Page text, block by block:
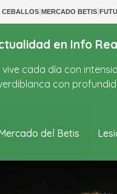
CEBALLOS|MERCADO BETIS|
en Info
vive cada día con
con
del Betis